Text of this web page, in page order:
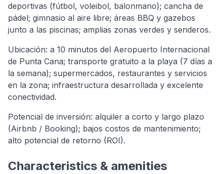
deportivas (fútbol, voleibol, balonmano); cancha de
pádel; gimnasio al aire libre; áreas BBQ y gazebos
junto a las piscinas; amplias zonas verdes y senderos.
Ubicación: a 10 minutos del Aeropuerto Internacional
de Punta Cana; transporte gratuito a la playa (7 días a
la semana); supermercados, restaurantes y servicios
en la zona; infraestructura desarrollada y excelente
conectividad.
Potencial de inversión: alquiler a corto y largo plazo
(Airbnb / Booking); bajos costos de mantenimiento;
alto potencial de retorno (ROI).
Characteristics & amenities